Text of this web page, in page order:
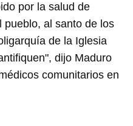
por la salud de
pueblo, al santo de los
de la Iglesia
dijo Maduro
comunitarios en